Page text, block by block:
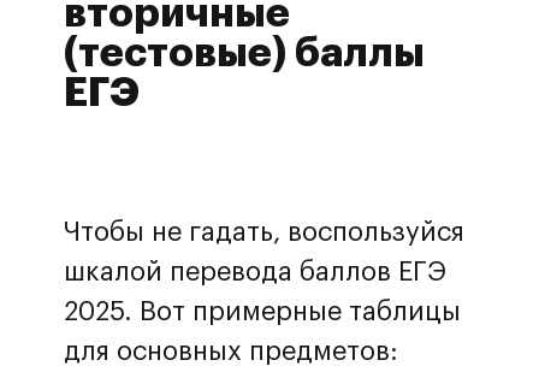
вторичные
(тестовые) баллы
ЕГЭ
Чтобы не гадать, воспользуйся
шкалой перевода баллов ЕГЭ
2025. Вот примерные таблицы
для основных предметов: